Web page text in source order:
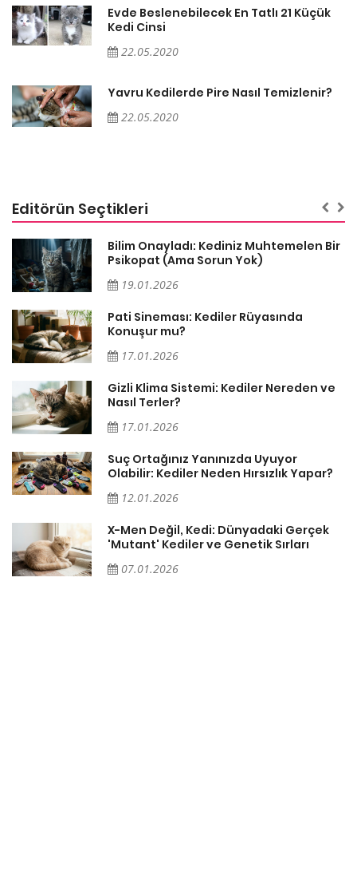
Evde Beslenebilecek En Tatlı 21 Küçük
Kedi Cinsi
22.05.2020
Yavru Kedilerde Pire Nasıl Temizlenir?
22.05.2020
Editörün Seçtikleri
Bilim Onayladı: Kediniz Muhtemelen Bir
Psikopat (Ama Sorun Yok)
19.01.2026
Pati Sineması: Kediler Rüyasında
Konuşur mu?
17.01.2026
Gizli Klima Sistemi: Kediler Nereden ve
Nasıl Terler?
17.01.2026
Suç Ortağınız Yanınızda Uyuyor
Olabilir: Kediler Neden Hırsızlık Yapar?
12.01.2026
X-Men Değil, Kedi: Dünyadaki Gerçek
'Mutant' Kediler ve Genetik Sırları
07.01.2026